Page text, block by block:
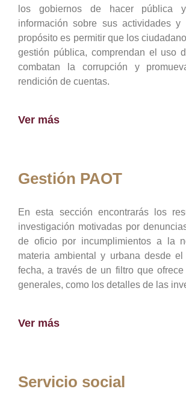
los gobiernos de hacer pública
información sobre sus actividades y
propósito es permitir que los
gestión pública, comprendan el uso
combatan la corrupción y
rendición de cuentas.
Ver más
Gestión PAOT
En esta sección encontrarás los
investigación motivadas por
de oficio por incumplimientos a la
materia ambiental y urbana desde
fecha, a través de un filtro que
generales, como los detalles de las
Ver más
Servicio social